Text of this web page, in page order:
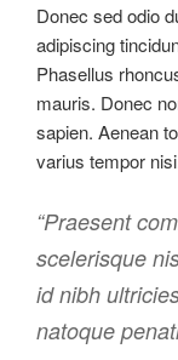
Donec sed odio
adipiscing
Phasellus
mauris. Donec
sapien. Aenean
varius tempor
“Praesent
scelerisque
id nibh
natoque